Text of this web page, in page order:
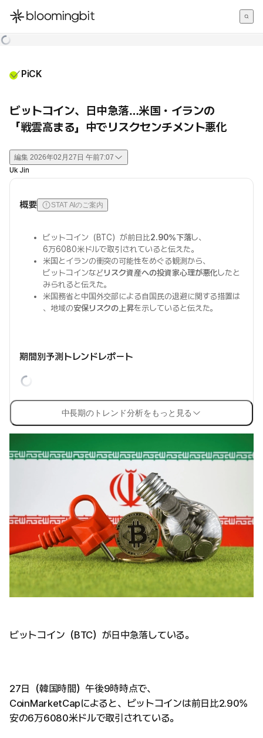
한국어
PiCK
ビットコイン、日中急落…米国・イランの
「戦雲高まる」中でリスクセンチメント悪化
編集 2026年02月27日 午前7:07
Uk Jin
概要 STAT AIのご案内
ビットコイン（BTC）が前日比2.90%下落し、
6万6080米ドルで取引されていると伝えた。
米国とイランの衝突の可能性をめぐる観測から、
ビットコインなどリスク資産への投資家心理が悪化したと
みられると伝えた。
米国務省と中国外交部による自国民の退避に関する措置は
、地域の安保リスクの上昇を示していると伝えた。
期間別予測トレンドレポート
中長期のトレンド分析をもっと見る
ビットコイン（BTC）が日中急落している。
27日（韓国時間）午後9時時点で、
CoinMarketCapによると、ビットコインは前日比2.90%
安の6万6080米ドルで取引されている。